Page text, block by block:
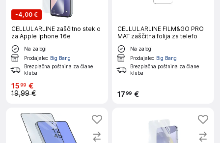
-4,00 €
CELLULARLINE zaščitno steklo
za Apple Iphone 16e
Na zalogi
Prodajalec Big Bang
Brezplačna poštnina za člane
kluba
1599 €
19,99 €
CELLULARLINE FILM&GO PRO
MAT zaščitna folija za telefo
Na zalogi
Prodajalec Big Bang
Brezplačna poštnina za člane
kluba
1799 €